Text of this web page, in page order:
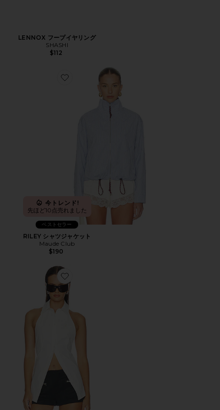
LENNOX フープイヤリング
SHASHI
$112
今トレンド!
先ほど10点売れました
ベストセラー
RILEY シャツジャケット
Maude Club
$190
Favorite CINCH BACK HALTER SHIRT シャツ